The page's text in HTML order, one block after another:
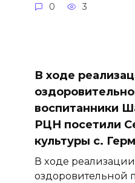
0 3
В ходе
воспитанники
РЦН посетили
культуры с.
В ходе
оздоровительной